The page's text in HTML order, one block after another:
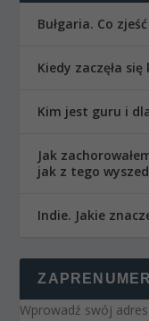
Bułgaria. Co
Kiedy zaczęła
Kim jest guru i
Jak
jak z tego
Indie. Jakie
Wprowadź swój